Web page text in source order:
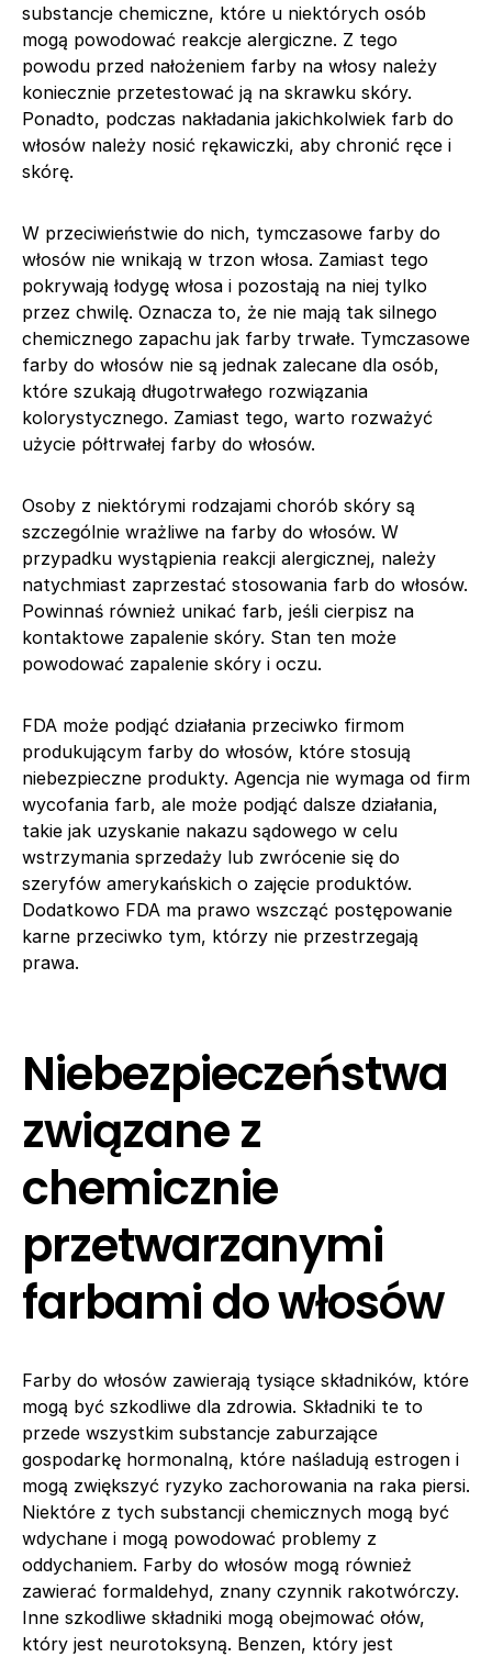
substancje chemiczne, które u niektórych osób
mogą powodować reakcje alergiczne. Z tego
powodu przed nałożeniem farby na włosy należy
koniecznie przetestować ją na skrawku skóry.
Ponadto, podczas nakładania jakichkolwiek farb do
włosów należy nosić rękawiczki, aby chronić ręce i
skórę.
W przeciwieństwie do nich, tymczasowe farby do
włosów nie wnikają w trzon włosa. Zamiast tego
pokrywają łodygę włosa i pozostają na niej tylko
przez chwilę. Oznacza to, że nie mają tak silnego
chemicznego zapachu jak farby trwałe. Tymczasowe
farby do włosów nie są jednak zalecane dla osób,
które szukają długotrwałego rozwiązania
kolorystycznego. Zamiast tego, warto rozważyć
użycie półtrwałej farby do włosów.
Osoby z niektórymi rodzajami chorób skóry są
szczególnie wrażliwe na farby do włosów. W
przypadku wystąpienia reakcji alergicznej, należy
natychmiast zaprzestać stosowania farb do włosów.
Powinnaś również unikać farb, jeśli cierpisz na
kontaktowe zapalenie skóry. Stan ten może
powodować zapalenie skóry i oczu.
FDA może podjąć działania przeciwko firmom
produkującym farby do włosów, które stosują
niebezpieczne produkty. Agencja nie wymaga od firm
wycofania farb, ale może podjąć dalsze działania,
takie jak uzyskanie nakazu sądowego w celu
wstrzymania sprzedaży lub zwrócenie się do
szeryfów amerykańskich o zajęcie produktów.
Dodatkowo FDA ma prawo wszcząć postępowanie
karne przeciwko tym, którzy nie przestrzegają
prawa.
Niebezpieczeństwa
związane z
chemicznie
przetwarzanymi
farbami do włosów
Farby do włosów zawierają tysiące składników, które
mogą być szkodliwe dla zdrowia. Składniki te to
przede wszystkim substancje zaburzające
gospodarkę hormonalną, które naśladują estrogen i
mogą zwiększyć ryzyko zachorowania na raka piersi.
Niektóre z tych substancji chemicznych mogą być
wdychane i mogą powodować problemy z
oddychaniem. Farby do włosów mogą również
zawierać formaldehyd, znany czynnik rakotwórczy.
Inne szkodliwe składniki mogą obejmować ołów,
który jest neurotoksyną. Benzen, który jest